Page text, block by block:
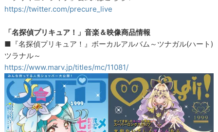
https://twitter.com/precure_live
「名探偵プリキュア！」音楽＆映像商品情報
■『名探偵プリキュア！』ボーカルアルバム～ツナガル(ハート)
ツラナル～
https://www.marv.jp/titles/mc/11081/